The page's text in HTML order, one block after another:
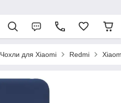
Чохли для Xiaomi Redmi